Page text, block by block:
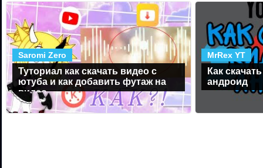
Saromi Zero
Туториал как скачать видео с
ютуба и как добавить футаж на
видео
MrRex YT
Как
андроид